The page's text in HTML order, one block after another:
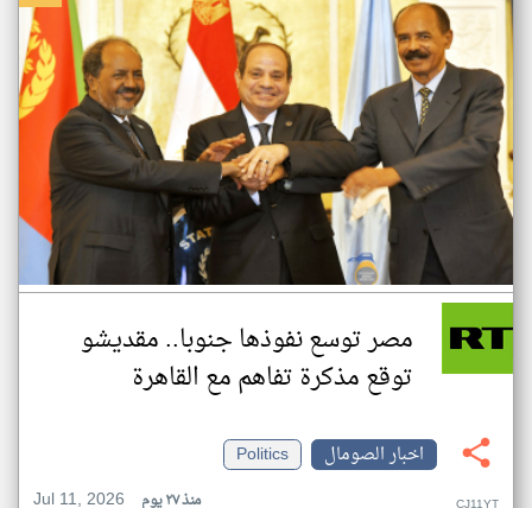
مصر توسع نفوذها جنوبا.. مقديشو
توقع مذكرة تفاهم مع القاهرة
اخبار الصومال
Politics
Jul 11, 2026
منذ ٢٧ يوم